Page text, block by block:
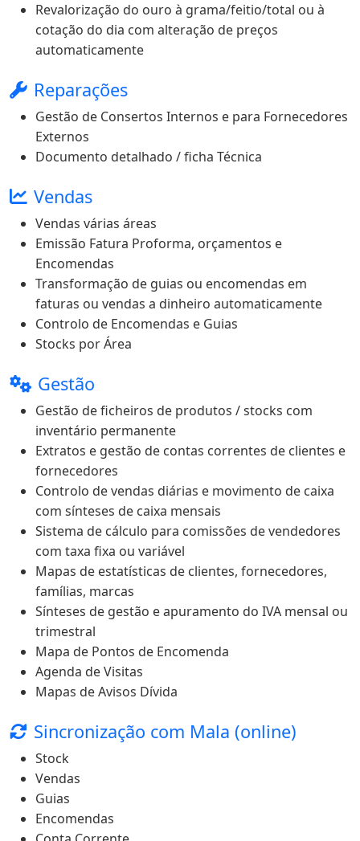
Revalorização do ouro à grama/feitio/total ou à
cotação do dia com alteração de preços
automaticamente
Reparações
Gestão de Consertos Internos e para Fornecedores
Externos
Documento detalhado / ficha Técnica
Vendas
Vendas várias áreas
Emissão Fatura Proforma, orçamentos e
Encomendas
Transformação de guias ou encomendas em
faturas ou vendas a dinheiro automaticamente
Controlo de Encomendas e Guias
Stocks por Área
Gestão
Gestão de ficheiros de produtos / stocks com
inventário permanente
Extratos e gestão de contas correntes de clientes e
fornecedores
Controlo de vendas diárias e movimento de caixa
com sínteses de caixa mensais
Sistema de cálculo para comissões de vendedores
com taxa fixa ou variável
Mapas de estatísticas de clientes, fornecedores,
famílias, marcas
Sínteses de gestão e apuramento do IVA mensal ou
trimestral
Mapa de Pontos de Encomenda
Agenda de Visitas
Mapas de Avisos Dívida
Sincronização com Mala (online)
Stock
Vendas
Guias
Encomendas